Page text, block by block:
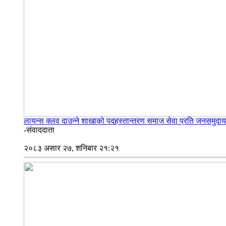
लायन्स क्लव दाउन्ने शाखाको पदहस्तान्तरण समाज सेवा प्रति
-संवाददाता
२०८३ असार २७, शनिबार २१:२१